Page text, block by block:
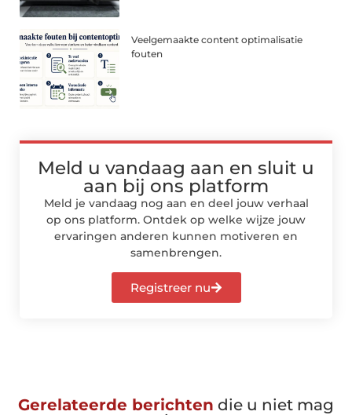
Veelgemaakte content optimalisatie
fouten
Meld u vandaag aan en sluit u
aan bij ons platform
Meld je vandaag nog aan en deel jouw verhaal
op ons platform. Ontdek op welke wijze jouw
ervaringen anderen kunnen motiveren en
samenbrengen.
Registreer nu
Gerelateerde berichten die u niet mag